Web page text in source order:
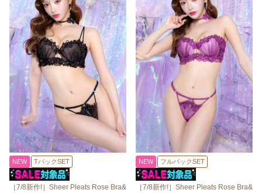
NEW TバックSET
［7/8新作!］Sheer Pleats Rose Bra&
NEW フルバックSET
［7/8新作!］Sheer Pleats Rose Bra&